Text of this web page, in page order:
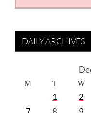
for:
DAILY ARCHIVES
M T W
1 2